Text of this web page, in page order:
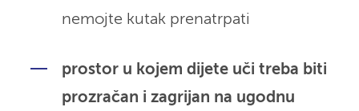
nemojte kutak prenatrpati
prostor u kojem dijete uči treba biti
prozračan i zagrijan na ugodnu